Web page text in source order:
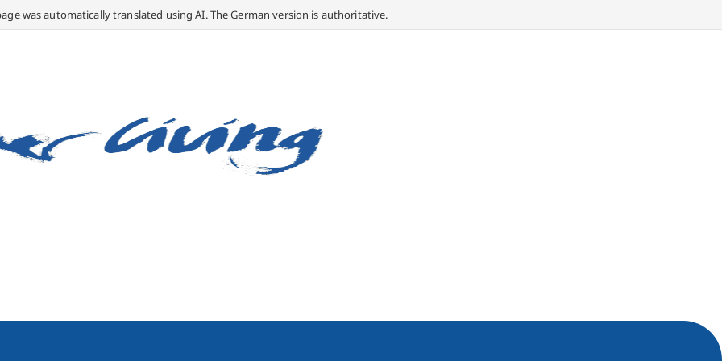
was automatically translated using AI. The German version is authoritative.